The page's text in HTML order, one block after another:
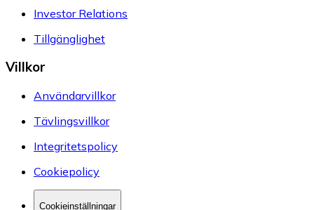
Investor Relations
Tillgänglighet
Villkor
Användarvillkor
Tävlingsvillkor
Integritetspolicy
Cookiepolicy
Cookieinställningar